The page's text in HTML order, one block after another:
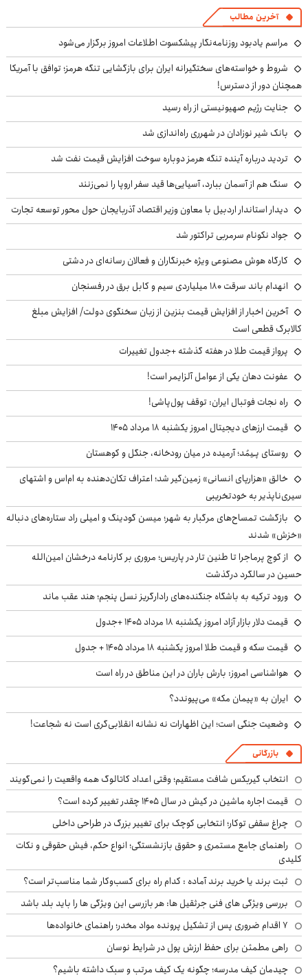
آخرین مطالب
مراسم یادبود روزنامه‌نگار پیشکسوت اطلاعات امروز برگزار می‌شود
شروط و خواسته‌های سختگیرانه ایران برای بازگشایی تنگه هرمز؛ توافق با آمریکا
همچنان دور از دسترس!
جنایت رژیم صهیونیستی از راه رسید
بانک شیر نوزادان در شهرری راه‌اندازی شد
تردید درباره آینده تنگه هرمز دوباره سوخت افزایش قیمت نفت شد
سنگ هم از آسمان ببارد، آسیایی‌ها قید سفر اروپا را نمی‌زنند
دیدار استاندار اردبیل با معاون وزیر اقتصاد آذربایجان حول محور توسعه تجارت
جواد نکونام سرمربی تراکتور شد
کارگاه هوش مصنوعی ویژه خبرنگاران و فعالان رسانه‌ای در دشتی
انهدام باند سرقت ۱۸۰ میلیاردی سیم و کابل برق در رفسنجان
آخرین اخبار از افزایش قیمت بنزین از زبان سخنگوی دولت/ افزایش مبلغ
کالابرگ قطعی است
پرواز قیمت طلا در هفته گذشته +جدول تغییرات
عفونت دهان یکی از عوامل آلزایمر است!
راه نجات فوتبال ایران: توقف پول‌پاشی!
قیمت ارزهای دیجیتال امروز یکشنبه ۱۸ مرداد ۱۴۰۵
روستای پـِیمُد؛ آرمیده در میان رودخانه، جنگل و کوهستان
خالق «هزارپای انسانی» زمین‌گیر شد؛ اعتراف تکان‌دهنده به ام‌اس و اشتهای
سیری‌ناپذیر به خودتخریبی
بازگشت تمساح‌های مرگبار به شهر؛ میسن گودینگ و امیلی راد ستاره‌های دنباله
«خزش» شدند
از کوچ‌ پرماجرا تا طنین تار در پاریس؛ مروری بر کارنامه درخشان امین‌الله
حسین در سالگرد درگذشت
ورود ترکیه به باشگاه جنگنده‌های رادارگریز نسل پنجم؛ هند عقب ماند
قیمت دلار بازار آزاد امروز یکشنبه ۱۸ مرداد ۱۴۰۵ +جدول
قیمت سکه و قیمت طلا امروز یکشنبه ۱۸ مرداد ۱۴۰۵ + جدول
هواشناسی امروز: بارش باران در این مناطق در راه است
ایران به «پیمان مکه» می‌پیوندد؟
وضعیت جنگی است؛ این اظهارات نه نشانه انقلابی‌گری است نه شجاعت!
بازرگانی
انتخاب گیربکس شافت مستقیم؛ وقتی اعداد کاتالوگ همه واقعیت را نمی‌گویند
قیمت اجاره ماشین در کیش در سال ۱۴۰۵ چقدر تغییر کرده است؟
چراغ سقفی توکار؛ انتخابی کوچک برای تغییر بزرگ در طراحی داخلی
راهنمای جامع مستمری و حقوق بازنشستگی؛ انواع حکم، فیش حقوقی و نکات
کلیدی
ثبت برند یا خرید برند آماده : کدام راه برای کسب‌وکار شما مناسب‌تر است؟
بررسی ویژگی های فنی جرثقیل ها: هر بازرسی این ویژگی ها را باید بلد باشد
۷ اقدام ضروری پس از تشکیل پرونده مواد مخدر؛ راهنمای خانواده‌ها
راهی مطمئن برای حفظ ارزش پول در شرایط نوسان
چیدمان کیف مدرسه؛ چگونه یک کیف مرتب و سبک داشته باشیم؟